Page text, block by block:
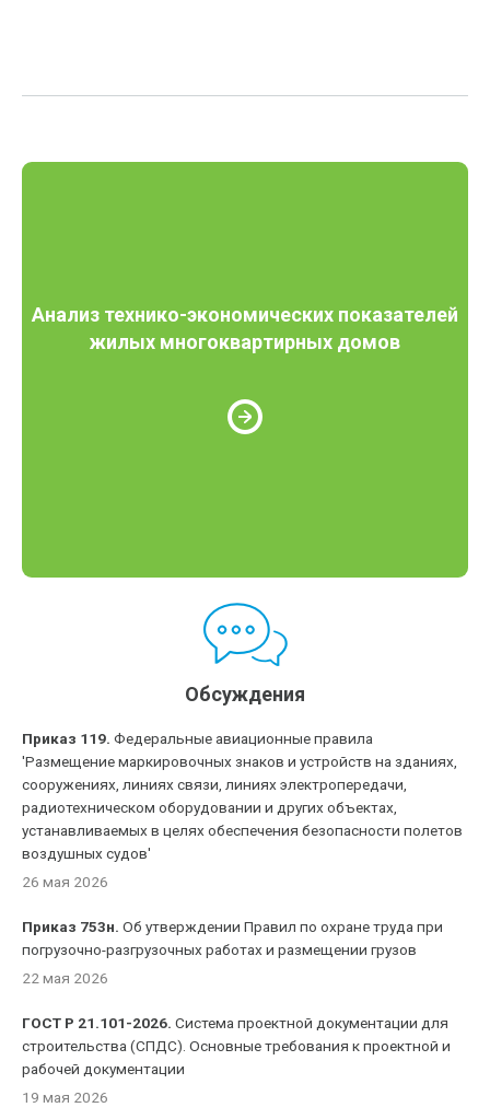
Анализ технико-экономических показателей
жилых многоквартирных домов
Обсуждения
Приказ 119. Федеральные авиационные правила
'Размещение маркировочных знаков и устройств на зданиях,
сооружениях, линиях связи, линиях электропередачи,
радиотехническом оборудовании и других объектах,
устанавливаемых в целях обеспечения безопасности полетов
воздушных судов'
26 мая 2026
Приказ 753н. Об утверждении Правил по охране труда при
погрузочно-разгрузочных работах и размещении грузов
22 мая 2026
ГОСТ Р 21.101-2026. Система проектной документации для
строительства (СПДС). Основные требования к проектной и
рабочей документации
19 мая 2026